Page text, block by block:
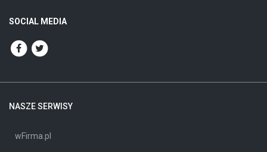
SOCIAL MEDIA
NASZE SERWISY
wFirma.pl